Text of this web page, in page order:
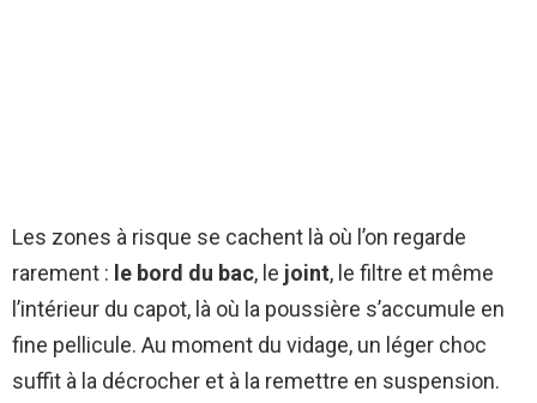
Les zones à risque se cachent là où l’on regarde
rarement : le bord du bac, le joint, le filtre et même
l’intérieur du capot, là où la poussière s’accumule en
fine pellicule. Au moment du vidage, un léger choc
suffit à la décrocher et à la remettre en suspension.